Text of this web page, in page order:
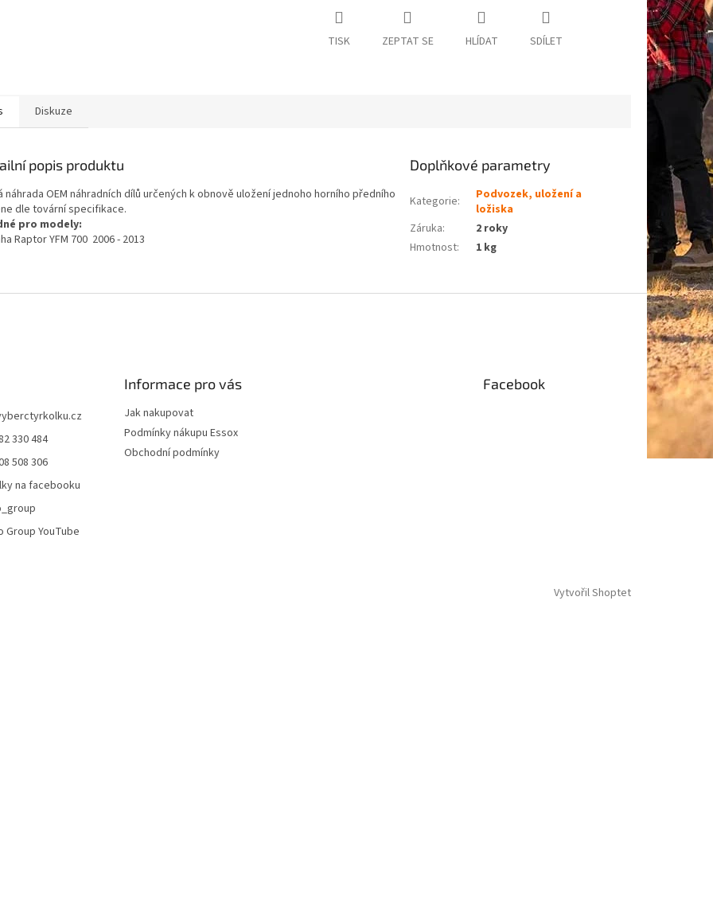
TISK ZEPTAT SE HLÍDAT SDÍLET
Diskuze
popis produktu
náhrada OEM náhradních dílů určených k obnově uložení jednoho horního předního
dle tovární specifikace.
pro modely:
Raptor YFM 700 2006 - 2013
Doplňkové parametry
Kategorie:
Podvozek, uložení a
ložiska
Záruka:
2 roky
Hmotnost: 1 kg
330 484
508 306
na facebooku
Group YouTube
Informace pro vás
Jak nakupovat
Podmínky nákupu Essox
Obchodní podmínky
Facebook
Vytvořil Shoptet